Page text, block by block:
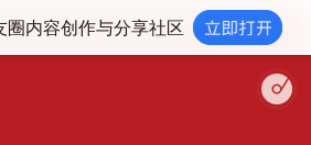
圈内容创作与分享社区